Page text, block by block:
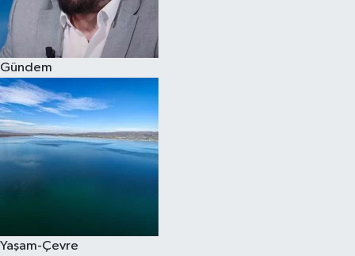
Gündem
Yaşam-Çevre
Spor
Burç Yorumları
Çocuk
Eğitim